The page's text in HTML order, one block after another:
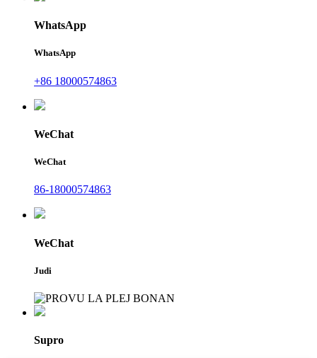
WhatsApp
WhatsApp
+86 18000574863
WeChat
WeChat
86-18000574863
WeChat
Judi
Supro